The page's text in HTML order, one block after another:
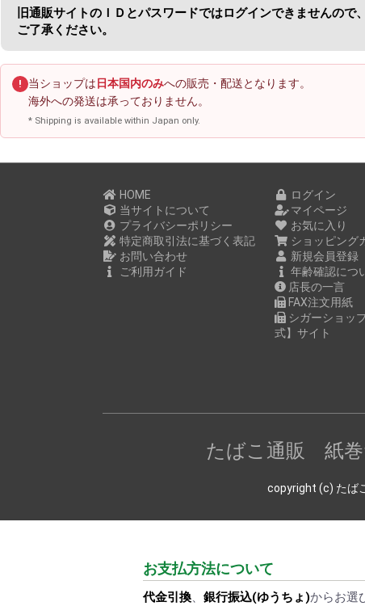
旧通販サイトのＩＤとパスワードではログインできませんので
ご了承ください。
! 当ショップは 日本国内のみへの販売・配送となります。
海外への発送は承っておりません。
* Shipping is available within Japan only.
HOME
当サイトについて
プライバシーポリシー
特定商取引法に基づく表記
お問い合わせ
ご利用ガイド
ログイン
マイページ
お気に入り
ショッピング
新規会員登録
年齢確認につ
店長の一言
FAX注文用紙
シガーショッ
式】サイト
たばこ通販 紙
copyright (c) た
お支払方法について
代金引換、 銀行振込(ゆうちょ)からお選